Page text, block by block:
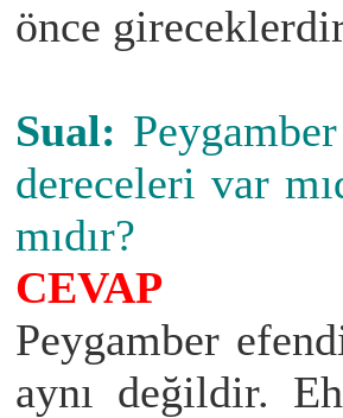
önce
Sual:
dereceleri var
mıdır?
CEVAP
Peygamber
aynı değildir.